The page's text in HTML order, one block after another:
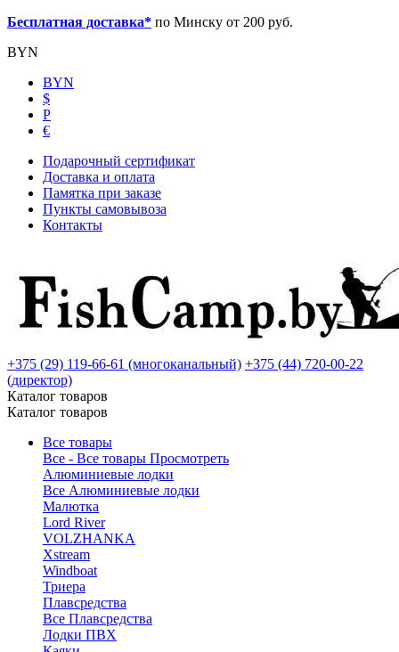
Бесплатная доставка* по Минску от 200 руб.
BYN
BYN
$
Р
€
Подарочный сертификат
Доставка и оплата
Памятка при заказе
Пункты самовывоза
Контакты
+375 (29) 119-66-61 (многоканальный) +375 (44) 720-00-22
(директор)
Каталог товаров
Каталог товаров
Все товары
Все - Все товары Просмотреть
Алюминиевые лодки
Все Алюминиевые лодки
Малютка
Lord River
VOLZHANKA
Xstream
Windboat
Триера
Плавсредства
Все Плавсредства
Лодки ПВХ